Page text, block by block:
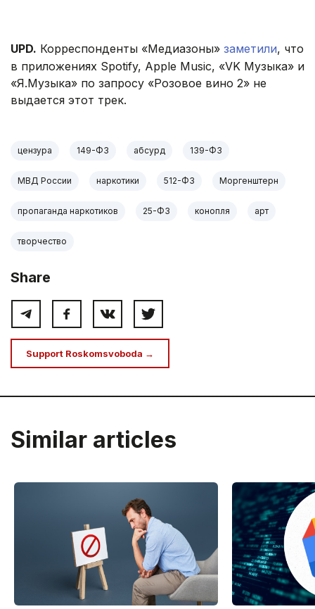
UPD. Корреспонденты «Медиазоны» заметили, что
в приложениях Spotify, Apple Music, «VK Музыка» и
«Я.Музыка» по запросу «Розовое вино 2» не
выдается этот трек.
цензура 149-ФЗ абсурд 139-ФЗ
МВД России наркотики 512-ФЗ Моргенштерн
пропаганда наркотиков 25-ФЗ конопля арт
творчество
Share
Support Roskomsvoboda →
Similar articles